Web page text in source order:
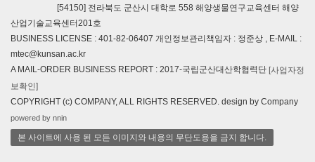
[54150] 전라북도 군산시 대학로 558 해양생물연구교육센터 해양
산업기술교육센터201호
BUSINESS LICENSE : 401-82-06407 개인정보관리책임자 : 정준상 , E-MAIL :
mtec@kunsan.ac.kr
A MAIL-ORDER BUSINESS REPORT : 2017-국립군산대산학협력단 [사업자정
보확인]
COPYRIGHT (c) COMPANY, ALL RIGHTS RESERVED. design by Company
powered by nnin
본 사이트에 사용 된 모든 이미지와 내용의 무단도용을 금지 합니다.